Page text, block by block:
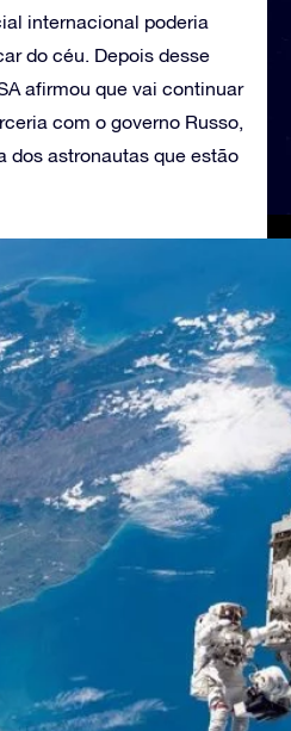
internacional poderia
do céu. Depois desse
afirmou que vai continuar
com o governo Russo,
dos astronautas que estão